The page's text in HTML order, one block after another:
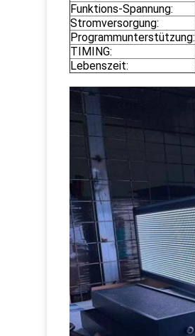
Funktions-Spannung:
Stromversorgung:
Programmunterstützung:
TIMING:
Lebenszeit: